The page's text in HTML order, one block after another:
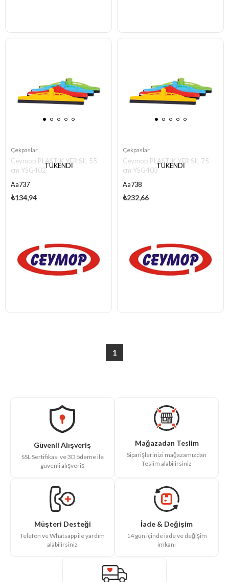
TÜKENDI
Çekpaslar
Ceymop PLASTIK YER SIL 55
cm YSG402
Aa737
₺134,94
TÜKENDI
Çekpaslar
Ceymop PLASTIK YER SIL 75
cm YSG403
Aa738
₺232,66
1
Güvenli Alışveriş
SSL Sertifikası ve 3D ödeme ile
güvenli alışveriş
Mağazadan Teslim
Siparişlerinizi mağazamızdan
Teslim alabilirsiniz
Müşteri Desteği
Telefon ve Whatsapp ile yardım
alabilirsiniz
İade & Değişim
14 gün içinde iade ve değişim
imkanı